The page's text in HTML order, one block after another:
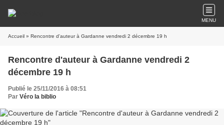
MENU
Accueil » Rencontre d'auteur à Gardanne vendredi 2 décembre 19 h
Rencontre d'auteur à Gardanne vendredi 2
décembre 19 h
Publié le 25/11/2016 à 08:51
Par Véro la biblio